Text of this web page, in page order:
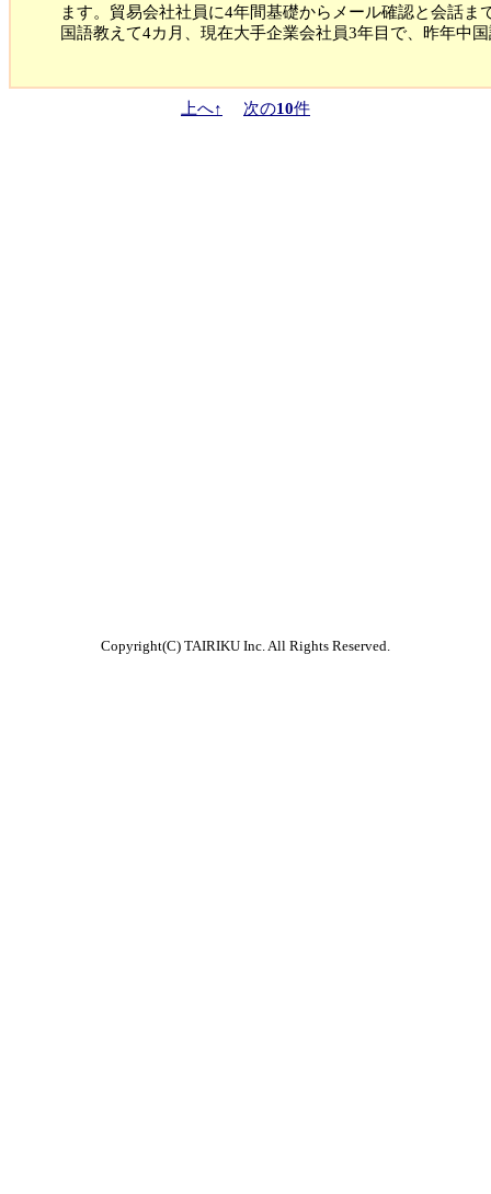
ます。貿易会社社員に4年間基礎からメール確認と会話ま
国語教えて4カ月、現在大手企業会社員3年目で、昨年中
上へ↑ 次の10件
Copyright(C) TAIRIKU Inc. All Rights Reserved.